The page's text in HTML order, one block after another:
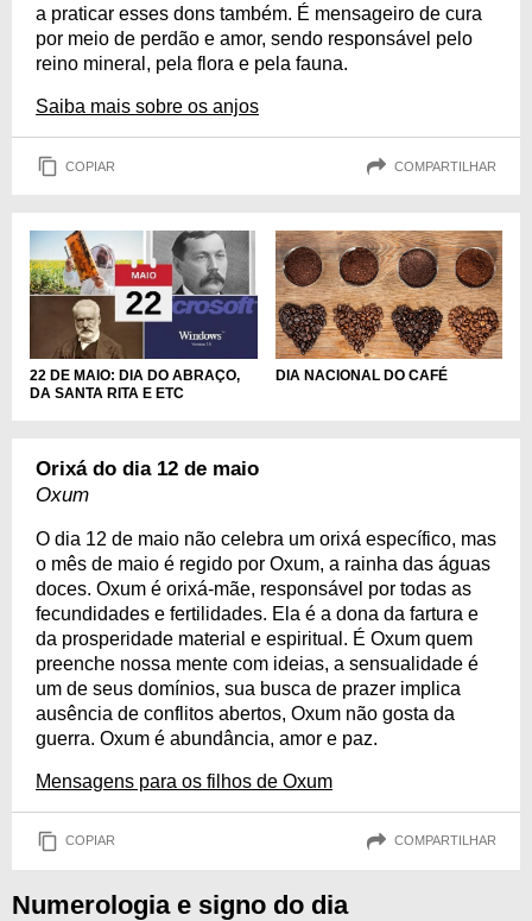
a praticar esses dons também. É mensageiro de cura
por meio de perdão e amor, sendo responsável pelo
reino mineral, pela flora e pela fauna.
Saiba mais sobre os anjos
COPIAR COMPARTILHAR
22 DE MAIO: DIA DO ABRAÇO,
DA SANTA RITA E ETC
DIA NACIONAL DO CAFÉ
Orixá do dia 12 de maio
Oxum
O dia 12 de maio não celebra um orixá específico, mas
o mês de maio é regido por Oxum, a rainha das águas
doces. Oxum é orixá-mãe, responsável por todas as
fecundidades e fertilidades. Ela é a dona da fartura e
da prosperidade material e espiritual. É Oxum quem
preenche nossa mente com ideias, a sensualidade é
um de seus domínios, sua busca de prazer implica
ausência de conflitos abertos, Oxum não gosta da
guerra. Oxum é abundância, amor e paz.
Mensagens para os filhos de Oxum
COPIAR COMPARTILHAR
Numerologia e signo do dia